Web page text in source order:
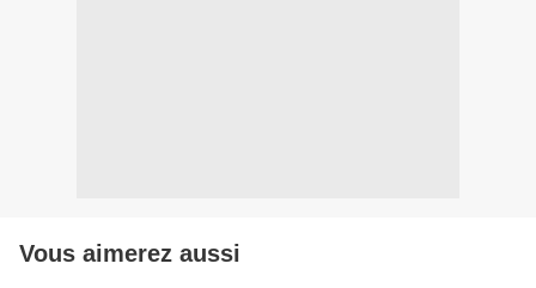
Vous aimerez aussi